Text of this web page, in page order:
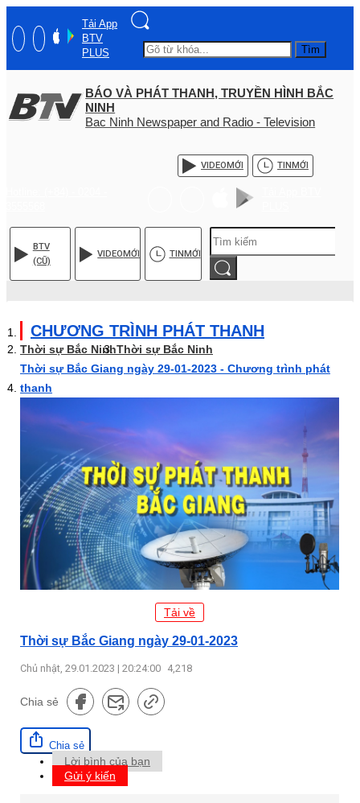
Tải App
BTV
PLUS
Tìm
BÁO VÀ PHÁT THANH, TRUYỀN HÌNH BẮC
NINH
Bac Ninh Newspaper and Radio - Television
VIDEOMỚI TINMỚI
BTV
(CŨ)
VIDEOMỚI TINMỚI
CHƯƠNG TRÌNH PHÁT THANH
Thời sự Bắc NinhThời sự Bắc Ninh
Thời sự Bắc Giang ngày 29-01-2023 - Chương trình phát
thanh
Tải về
Thời sự Bắc Giang ngày 29-01-2023
Chủ nhật, 29.01.2023 | 20:24:00 4,218
Chia sẻ
Chia sẻ
Lời bình của bạn
Gửi ý kiến